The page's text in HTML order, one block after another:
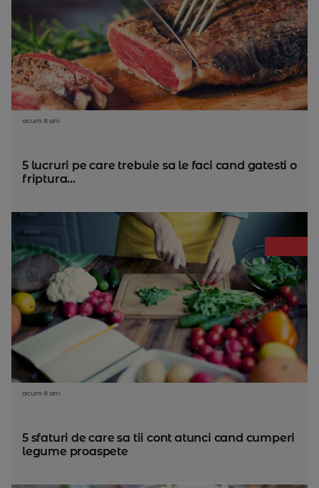
acum 8 ani
5 lucruri pe care trebuie sa le faci cand gatesti o
friptura...
acum 8 ani
5 sfaturi de care sa tii cont atunci cand cumperi
legume proaspete